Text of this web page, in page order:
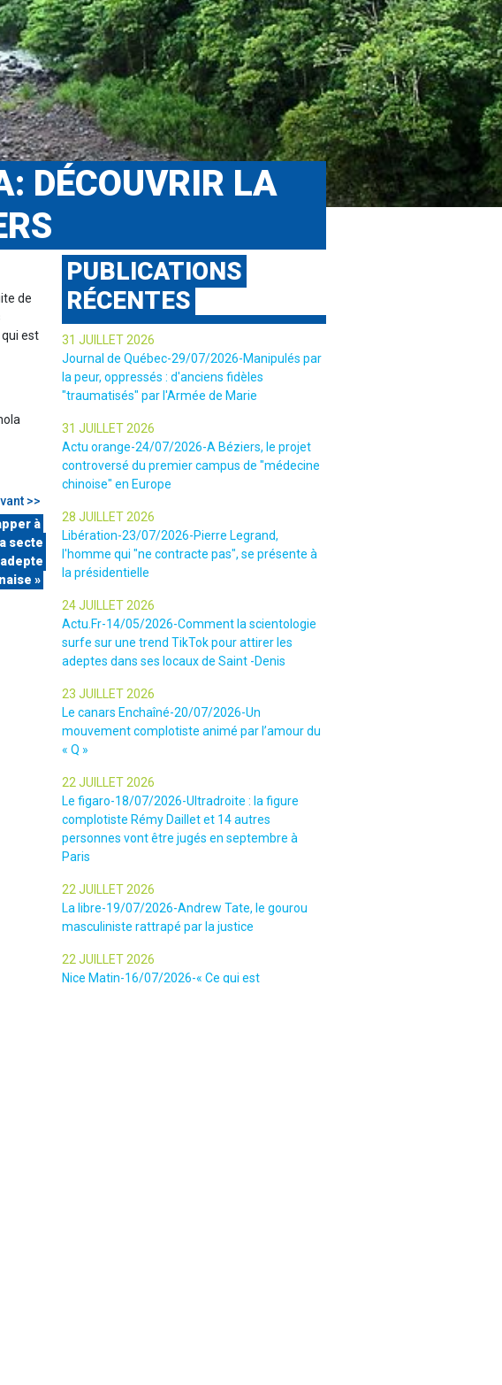
DÉCOUVRIR LA
de
est
>>
à
secte
»
PUBLICATIONS
RÉCENTES
31 JUILLET 2026
Journal de Québec-29/07/2026-Manipulés par
la peur, oppressés : d'anciens fidèles
"traumatisés" par l'Armée de Marie
31 JUILLET 2026
Actu orange-24/07/2026-A Béziers, le projet
controversé du premier campus de "médecine
chinoise" en Europe
28 JUILLET 2026
Libération-23/07/2026-Pierre Legrand,
l'homme qui "ne contracte pas", se présente à
la présidentielle
24 JUILLET 2026
Actu.Fr-14/05/2026-Comment la scientologie
surfe sur une trend TikTok pour attirer les
adeptes dans ses locaux de Saint -Denis
23 JUILLET 2026
Le canars Enchaîné-20/07/2026-Un
mouvement complotiste animé par l’amour du
« Q »
22 JUILLET 2026
Le figaro-18/07/2026-Ultradroite : la figure
complotiste Rémy Daillet et 14 autres
personnes vont être jugés en septembre à
Paris
22 JUILLET 2026
La libre-19/07/2026-Andrew Tate, le gourou
masculiniste rattrapé par la justice
22 JUILLET 2026
Nice Matin-16/07/2026-« Ce qui est